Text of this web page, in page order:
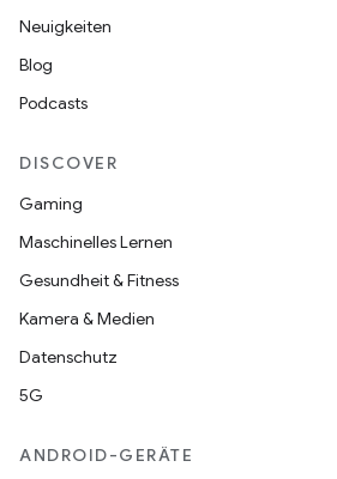
Neuigkeiten
Blog
Podcasts
DISCOVER
Gaming
Maschinelles Lernen
Gesundheit & Fitness
Kamera & Medien
Datenschutz
5G
ANDROID-GERÄTE